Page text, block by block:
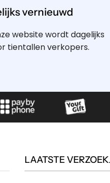
vernieuwd
website wordt dagelijks
tientallen verkopers.
LAATSTE